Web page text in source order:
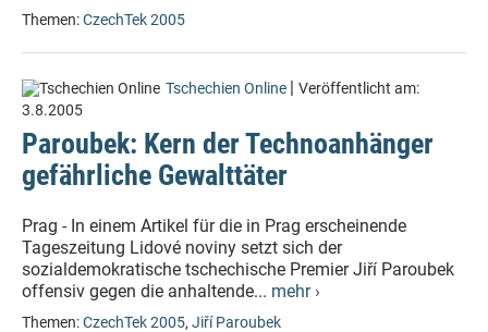
Themen:CzechTek 2005
Tschechien Online | Veröffentlicht am:
3.8.2005
Paroubek: Kern der Technoanhänger
gefährliche Gewalttäter
Prag - In einem Artikel für die in Prag erscheinende
Tageszeitung Lidové noviny setzt sich der
sozialdemokratische tschechische Premier Jiří Paroubek
offensiv gegen die anhaltende... mehr ›
Themen:CzechTek 2005, Jiří Paroubek